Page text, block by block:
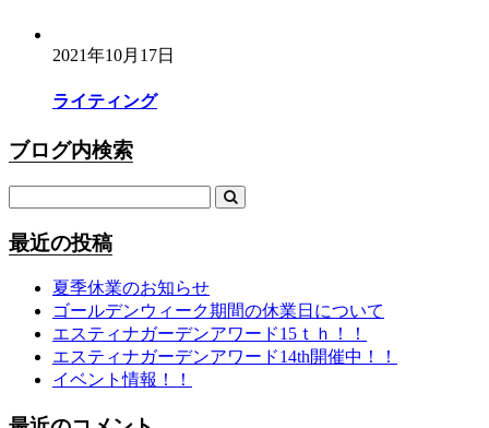
2021年10月17日
ライティング
ブログ内検索
最近の投稿
夏季休業のお知らせ
ゴールデンウィーク期間の休業日について
エスティナガーデンアワード15ｔｈ！！
エスティナガーデンアワード14th開催中！！
イベント情報！！